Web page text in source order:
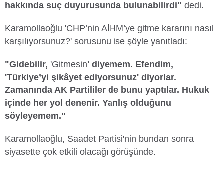
hakkında suç duyurusunda bulunabilirdi" dedi.
Karamollaoğlu 'CHP’nin AİHM’ye gitme kararını nasıl
karşılıyorsunuz?' sorusunu ise şöyle yanıtladı:
"Gidebilir, 'Gitmesin' diyemem. Efendim,
'Türkiye’yi şikâyet ediyorsunuz' diyorlar.
Zamanında AK Partililer de bunu yaptılar. Hukuk
içinde her yol denenir. Yanlış olduğunu
söyleyemem."
Karamollaoğlu, Saadet Partisi'nin bundan sonra
siyasette çok etkili olacağı görüşünde.